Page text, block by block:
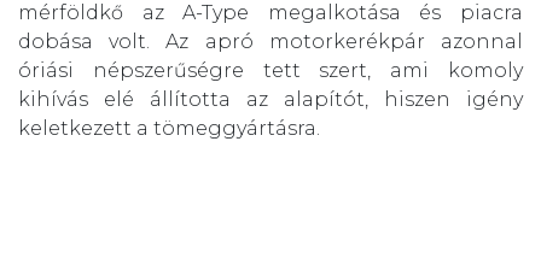
mérföldkő az A-Type megalkotása és piacra
dobása volt. Az apró motorkerékpár azonnal
óriási népszerűségre tett szert, ami komoly
kihívás elé állította az alapítót, hiszen igény
keletkezett a tömeggyártásra.